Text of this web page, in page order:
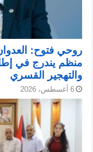
روحي فتوح:
منظم يندرج في
والتهجير القسري
6 أغسطس، 2026